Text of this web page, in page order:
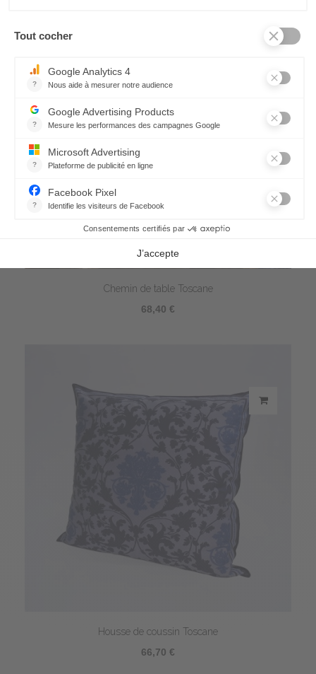
Chemin de table Toscane
68,40 €
Housse de coussin Toscane
66,70 €